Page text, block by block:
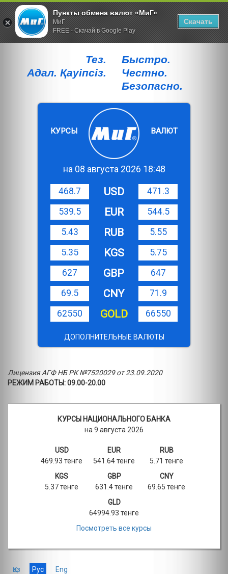
Тез.
Адал. Қауiпсiз.
Быстро.
Честно.
Безопасно.
КУРСЫ ВАЛЮТ
на 08 августа 2026 18:48
468.7 USD
471.3
539.5
EUR
544.5
5.43
RUB
5.55
5.35
KGS
5.75
627
GBP
647
69.5
CNY
71.9
62550
GOLD 66550
ДОПОЛНИТЕЛЬНЫЕ ВАЛЮТЫ
Лицензия АГФ НБ РК №7520029 от 23.09.2020
РЕЖИМ РАБОТЫ: 09.00-20.00
КУРСЫ НАЦИОНАЛЬНОГО БАНКА
на 9 августа 2026
USD
469.93 тенге
EUR
541.64 тенге
RUB
5.71 тенге
KGS
5.37 тенге
GBP
631.4 тенге
CNY
69.65 тенге
GLD
64994.93 тенге
Посмотреть все курсы
Қаз Рус Eng
Пункты обмена валют «МиГ»
МиГ
FREE - Скачай в Google Play
Скачать